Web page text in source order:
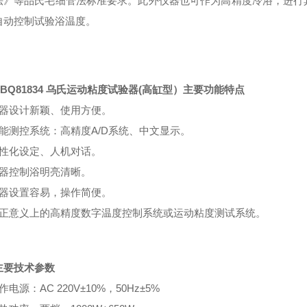
控制试验浴温度。
乌氏运动粘度试验器(高缸型）主要功能特点
设计新颖、使用方便。
测控系统：高精度A/D系统、中文显示。
化设定、人机对话。
控制浴明亮清晰。
设置容易，操作简便。
意义上的高精度数字温度控制系统或运动粘度测试系统。
要技术参数
电源：AC 220V±10%，50Hz±5%